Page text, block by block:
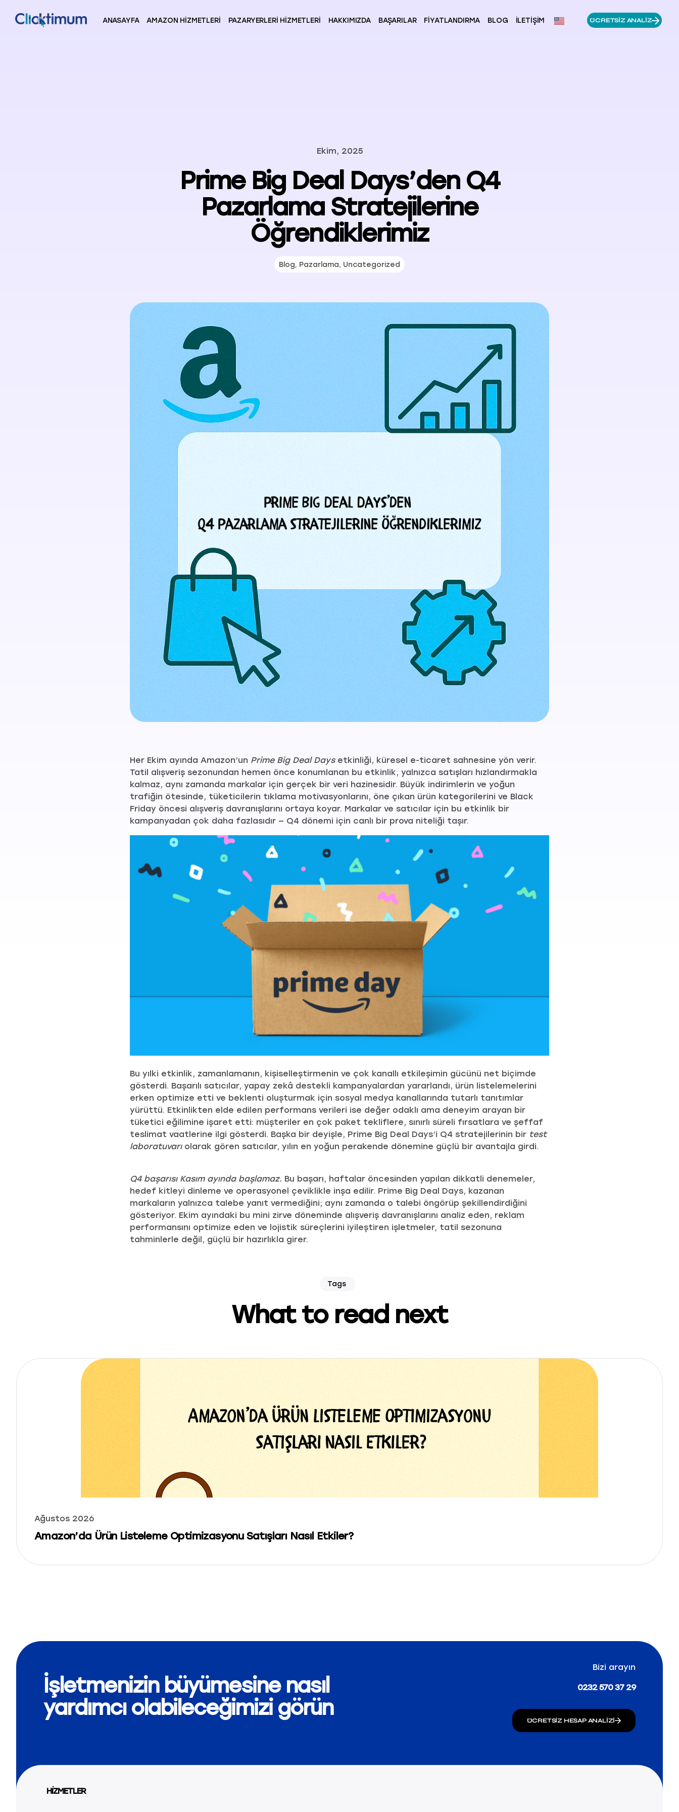
ANASAYFA AMAZON HIZMETLERI PAZARYERLERI HIZMETLERI HAKKIMIZDA BAŞARILAR FIYATLANDIRMA BLOG İLETIŞIM ÜCRETSIZ ANALIZ
Ekim, 2025
Prime Big Deal Days’den Q4
Pazarlama Stratejilerine
Öğrendiklerimiz
Blog, Pazarlama, Uncategorized
Her Ekim ayında Amazon’un Prime Big Deal Daysetkinliği, küresel e-ticaret sahnesine yön verir.
Tatil alışveriş sezonundan hemen önce konumlanan bu etkinlik, yalnızca satışları hızlandırmakla
kalmaz, aynı zamanda markalar için gerçek bir veri hazinesidir. Büyük indirimlerin ve yoğun
trafiğin ötesinde, tüketicilerin tıklama motivasyonlarını, öne çıkan ürün kategorilerini ve Black
Friday öncesi alışveriş davranışlarını ortaya koyar. Markalar ve satıcılar için bu etkinlik bir
kampanyadan çok daha fazlasıdır — Q4 dönemi için canlı bir prova niteliği taşır.
Bu yılki etkinlik, zamanlamanın, kişiselleştirmenin ve çok kanallı etkileşimin gücünü net biçimde
gösterdi. Başarılı satıcılar, yapay zekâ destekli kampanyalardan yararlandı, ürün listelemelerini
erken optimize etti ve beklenti oluşturmak için sosyal medya kanallarında tutarlı tanıtımlar
yürüttü. Etkinlikten elde edilen performans verileri ise değer odaklı ama deneyim arayan bir
tüketici eğilimine işaret etti: müşteriler en çok paket tekliflere, sınırlı süreli fırsatlara ve şeffaf
teslimat vaatlerine ilgi gösterdi. Başka bir deyişle, Prime Big Deal Days’i Q4 stratejilerinin bir test
laboratuvarıolarak gören satıcılar, yılın en yoğun perakende dönemine güçlü bir avantajla girdi.
Q4 başarısı Kasım ayında başlamaz. Bu başarı, haftalar öncesinden yapılan dikkatli denemeler,
hedef kitleyi dinleme ve operasyonel çeviklikle inşa edilir. Prime Big Deal Days, kazanan
markaların yalnızca talebe yanıt vermediğini; aynı zamanda o talebi öngörüp şekillendirdiğini
gösteriyor. Ekim ayındaki bu mini zirve döneminde alışveriş davranışlarını analiz eden, reklam
performansını optimize eden ve lojistik süreçlerini iyileştiren işletmeler, tatil sezonuna
tahminlerle değil, güçlü bir hazırlıkla girer.
Tags
What to read next
Ağustos 2026
Amazon’da Ürün Listeleme Optimizasyonu Satışları Nasıl Etkiler?
İşletmenizin büyümesine nasıl
yardımcı olabileceğimizi görün
Bizi arayın
0232 570 37 29
ÜCRETSIZ HESAP ANALIZI
HİZMETLER